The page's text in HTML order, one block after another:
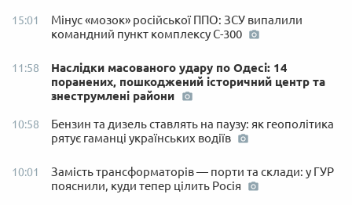
15:01
Мінус «мозок» російської ППО: ЗСУ випалили
командний пункт комплексу С-300
11:58
Наслідки масованого удару по Одесі: 14
поранених, пошкоджений історичний центр та
знеструмлені райони
10:58
Бензин та дизель ставлять на паузу: як геополітика
рятує гаманці українських водіїв
10:01
Замість трансформаторів — порти та склади: у ГУР
пояснили, куди тепер цілить Росія